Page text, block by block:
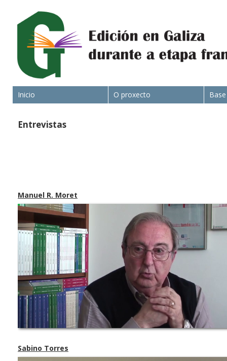
Inicio O proxecto
Entrevistas
Manuel R. Moret
Sabino Torres